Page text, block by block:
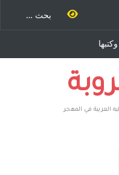
العربية في المهجر